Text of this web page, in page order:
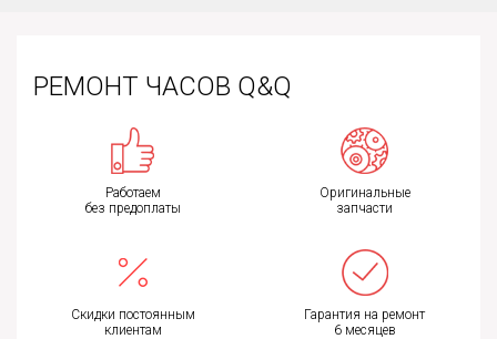
РЕМОНТ ЧАСОВ Q&Q
Работаем
без предоплаты
Оригинальные
запчасти
Скидки постоянным
клиентам
Гарантия на ремонт
6 месяцев